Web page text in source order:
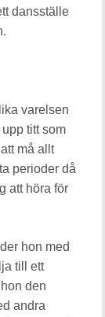
dansställe
varelsen
titt som
må allt
perioder då
att höra för
hon med
till ett
den
andra